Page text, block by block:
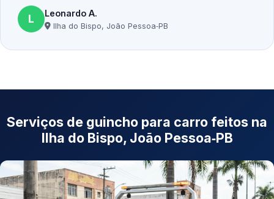
L Leonardo A.
Ilha do Bispo, João Pessoa‑PB
Serviços de guincho para carro feitos na
Ilha do Bispo, João Pessoa‑PB